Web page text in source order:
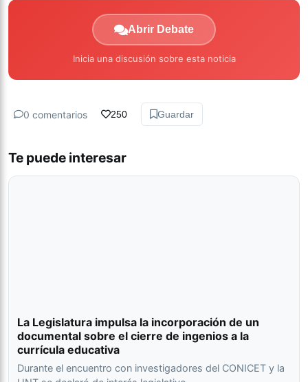
Abrir Debate
Inicia una discusión sobre esta noticia
0 comentarios 250 Guardar
Te puede interesar
La Legislatura impulsa la incorporación de un
documental sobre el cierre de ingenios a la
currícula educativa
Durante el encuentro con investigadores del CONICET y la